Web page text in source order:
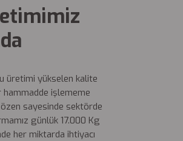
üretimi yükselen kalite
hammadde işlememe
özen sayesinde sektörde
günlük 17.000 Kg
her miktarda ihtiyacı